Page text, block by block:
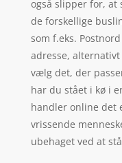
også slipper for, at
de forskellige
som f.eks.
adresse,
vælg det, der
har du stået i kø i
handler online det
vrissende
ubehaget ved at